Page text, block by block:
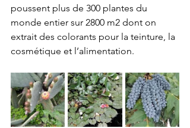
poussent plus de 300 plantes du
monde entier sur 2800 m2 dont on
extrait des colorants pour la teinture, la
cosmétique et l’alimentation.